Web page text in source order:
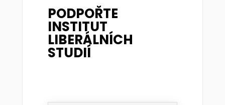
PODPOŘTE
INSTITUT
LIBERÁLNÍCH
STUDIÍ